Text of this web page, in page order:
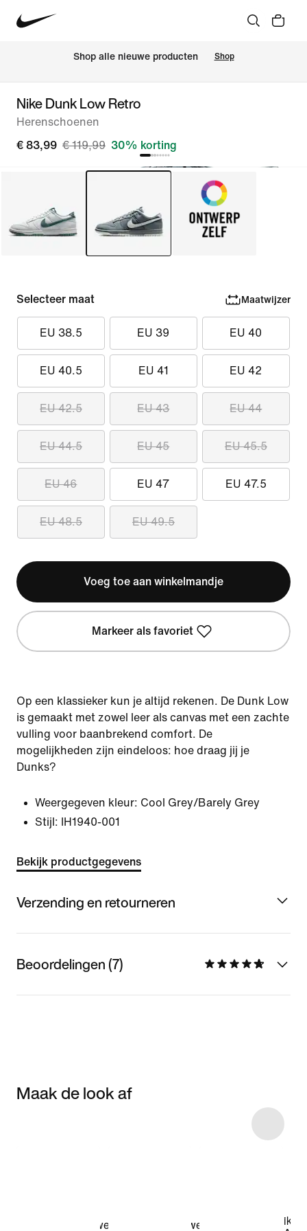
Shop alle nieuwe producten Shop
Nike Dunk Low Retro
Herenschoenen
€ 83,99 € 119,99 30% korting
Selecteer maat Maatwijzer
EU 38.5 EU 39 EU 40
EU 40.5 EU 41 EU 42
EU 42.5 EU 43 EU 44
EU 44.5 EU 45 EU 45.5
EU 46 EU 47 EU 47.5
EU 48.5 EU 49.5
Voeg toe aan winkelmandje
Markeer als favoriet
Op een klassieker kun je altijd rekenen. De Dunk Low
is gemaakt met zowel leer als canvas met een zachte
vulling voor baanbrekend comfort. De
mogelijkheden zijn eindeloos: hoe draag jij je
Dunks?
Weergegeven kleur: Cool Grey/Barely Grey
Stijl:
IH1940-001
Bekijk productgegevens
Verzending en retourneren
Beoordelingen (7)
Maak de look af